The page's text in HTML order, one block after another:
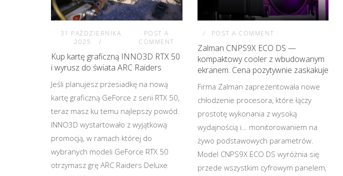
31 PAŹDZIERNIKA
2025
POST A
COMMENT
Kup kartę graficzną INNO3D RTX 50
i wyrusz do świata ARC Raiders
Jeśli planujesz przesiadkę na nową
kartę graficzną GeForce z serii RTX 50,
teraz masz ku temu najlepszy powód.
INNO3D wystartowało z wyjątkową
promocją, w ramach której do
wybranych modeli GeForce RTX 50
otrzymasz grę ARC Raiders Deluxe
POST A COMMENT
Zalman CNPS9X ECO DS —
kompaktowy cooler z wbudowanym
ekranem. Cena pozytywnie zaskakuje
Firma Zalman zaprezentowała nowe
chłodzenie procesora, które łączy
prostotę wykonania z wysoką
wydajnością i… monitorowaniem na
żywo podstawowych parametrów.
Model CNPS9X ECO DS wyróżnia się
przede wszystkim cyfrowym panelem,